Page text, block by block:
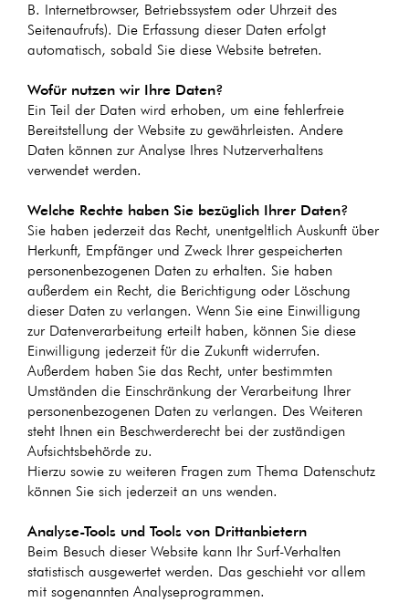
B. Internetbrowser, Betriebssystem oder Uhrzeit des
Seitenaufrufs). Die Erfassung dieser Daten erfolgt
automatisch, sobald Sie diese Website betreten.
Wofür nutzen wir Ihre Daten?
Ein Teil der Daten wird erhoben, um eine fehlerfreie
Bereitstellung der Website zu gewährleisten. Andere
Daten können zur Analyse Ihres Nutzerverhaltens
verwendet werden.
Welche Rechte haben Sie bezüglich Ihrer Daten?
Sie haben jederzeit das Recht, unentgeltlich Auskunft über
Herkunft, Empfänger und Zweck Ihrer gespeicherten
personenbezogenen Daten zu erhalten. Sie haben
außerdem ein Recht, die Berichtigung oder Löschung
dieser Daten zu verlangen. Wenn Sie eine Einwilligung
zur Datenverarbeitung erteilt haben, können Sie diese
Einwilligung jederzeit für die Zukunft widerrufen.
Außerdem haben Sie das Recht, unter bestimmten
Umständen die Einschränkung der Verarbeitung Ihrer
personenbezogenen Daten zu verlangen. Des Weiteren
steht Ihnen ein Beschwerderecht bei der zuständigen
Aufsichtsbehörde zu.
Hierzu sowie zu weiteren Fragen zum Thema Datenschutz
können Sie sich jederzeit an uns wenden.
Analyse-Tools und Tools von Dritt­anbietern
Beim Besuch dieser Website kann Ihr Surf-Verhalten
statistisch ausgewertet werden. Das geschieht vor allem
mit sogenannten Analyseprogrammen.